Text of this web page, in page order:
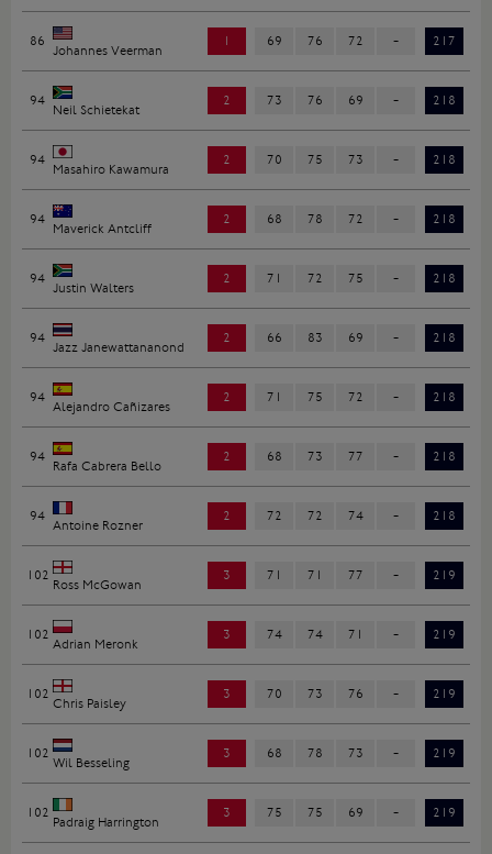
86
Johannes Veerman
1 69 76 72 - 217
94
Neil Schietekat
2 73 76 69 - 218
94
Masahiro Kawamura
2 70 75 73 - 218
94
Maverick Antcliff
2 68 78 72 - 218
94
Justin Walters
2 71 72 75 - 218
94
Jazz Janewattananond
2 66 83 69 - 218
94
Alejandro Cañizares
2 71 75 72 - 218
94
Rafa Cabrera Bello
2 68 73 77 - 218
94
Antoine Rozner
2 72 72 74 - 218
102
Ross McGowan
3 71 71 77 - 219
102
Adrian Meronk
3 74 74 71 - 219
102
Chris Paisley
3 70 73 76 - 219
102
Wil Besseling
3 68 78 73 - 219
102
Padraig Harrington
3 75 75 69 - 219